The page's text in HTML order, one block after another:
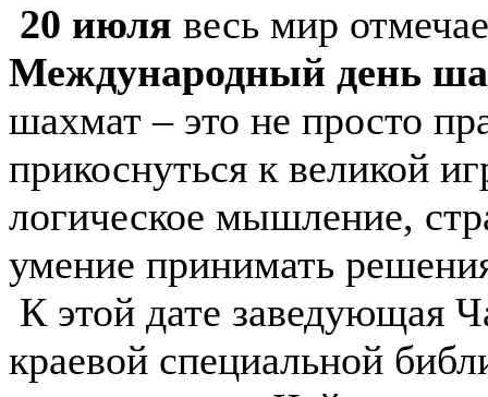
20 июля весь мир
Международный день
шахмат – это не просто
прикоснуться к великой
логическое мышление,
умение принимать
К этой дате заведующая
краевой специальной